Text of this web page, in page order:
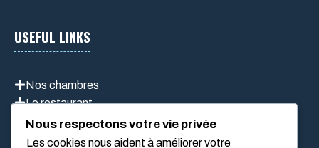
USEFUL LINKS
Nos chambres
Le restaurant
Activités
Nous respectons votre vie privée
Les cookies nous aident à améliorer votre